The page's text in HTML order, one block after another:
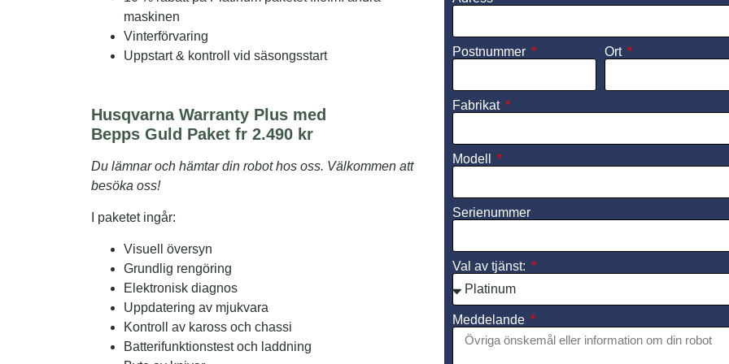
maskinen
Vinterförvaring
Uppstart & kontroll vid säsongsstart
Husqvarna Warranty Plus med
Bepps Guld Paket fr 2.490 kr
Du lämnar och hämtar din robot hos oss. Välkommen att
besöka oss!
I paketet ingår:
Visuell översyn
Grundlig rengöring
Elektronisk diagnos
Uppdatering av mjukvara
Kontroll av kaross och chassi
Batterifunktionstest och laddning
Postnummer Ort
Fabrikat
Modell
Serienummer
Val av tjänst:
Meddelande